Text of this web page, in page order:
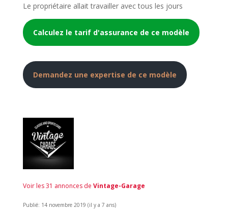
Le propriétaire allait travailler avec tous les jours
Calculez le tarif d'assurance de ce modèle
Demandez une expertise de ce modèle
Voir les 31 annonces de Vintage-Garage
Publié: 14 novembre 2019 (il y a 7 ans)